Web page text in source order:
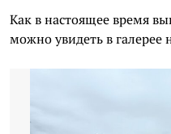
Как в настоящее время
можно увидеть в галерее